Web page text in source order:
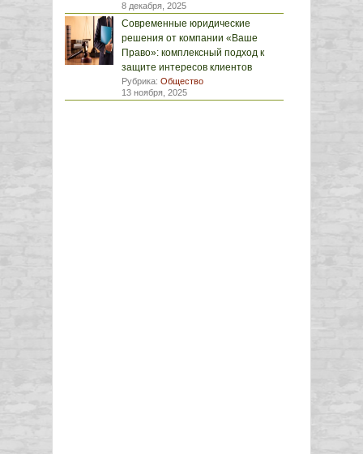
8 декабря, 2025
Современные юридические
решения от компании «Ваше
Право»: комплексный подход к
защите интересов клиентов
Рубрика: Общество
13 ноября, 2025